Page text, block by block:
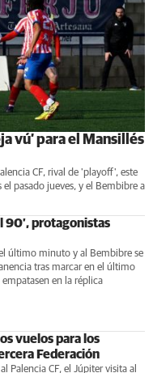
vú’ para el Mansillés
CF, rival de 'playoff', este
pasado jueves, y el Bembibre a
90’, protagonistas
último minuto y al Bembibre se
tras marcar en el último
en la réplica
vuelos para los
Federación
Palencia CF, el Júpiter visita al